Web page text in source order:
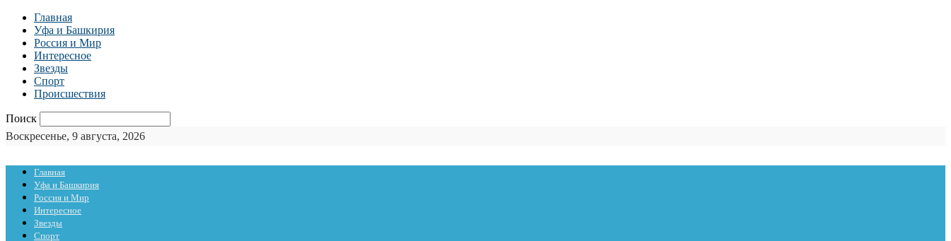
Главная
Уфа и Башкирия
Россия и Мир
Интересное
Звезды
Спорт
Происшествия
Поиск
Воскресенье, 9 августа, 2026
Главная
Уфа и Башкирия
Россия и Мир
Интересное
Звезды
Спорт